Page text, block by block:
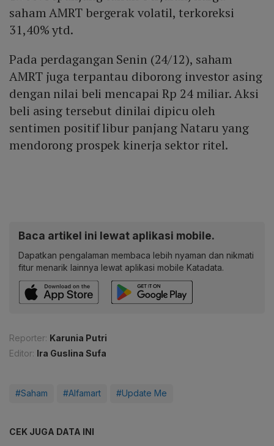
saham AMRT bergerak volatil, terkoreksi
31,40% ytd.
Pada perdagangan Senin (24/12), saham
AMRT juga terpantau diborong investor asing
dengan nilai beli mencapai Rp 24 miliar. Aksi
beli asing tersebut dinilai dipicu oleh
sentimen positif libur panjang Nataru yang
mendorong prospek kinerja sektor ritel.
Baca artikel ini lewat aplikasi mobile.
Dapatkan pengalaman membaca lebih nyaman dan nikmati
fitur menarik lainnya lewat aplikasi mobile Katadata.
Reporter: Karunia Putri
Editor: Ira Guslina Sufa
#Saham #Alfamart #Update Me
CEK JUGA DATA INI